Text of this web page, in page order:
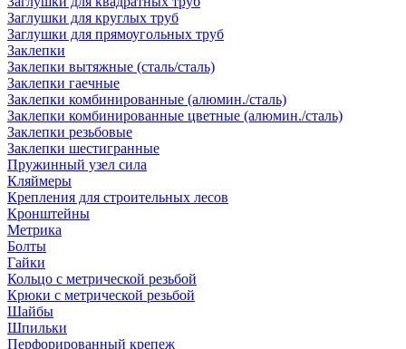
Заглушки для круглых труб
Заглушки для прямоугольных труб
Заклепки
Заклепки вытяжные (сталь/сталь)
Заклепки гаечные
Заклепки комбинированные (алюмин./сталь)
Заклепки комбинированные цветные (алюмин./сталь)
Заклепки резьбовые
Заклепки шестигранные
Пружинный узел сила
Кляймеры
Крепления для строительных лесов
Кронштейны
Метрика
Болты
Гайки
Кольцо с метрической резьбой
Крюки с метрической резьбой
Шайбы
Шпильки
Перфорированный крепеж